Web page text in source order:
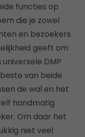
functies op
die je zowel
en bezoekers
geeft om
DMP
van beide
de wal en het
handmatig
Om daar het
niet veel